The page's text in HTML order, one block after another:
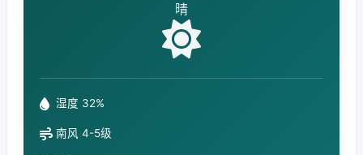
晴
湿度 32%
南风 4-5级